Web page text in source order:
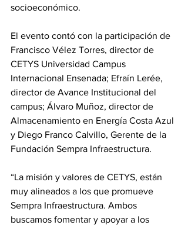
socioeconómico.
El evento contó con la participación de
Francisco Vélez Torres, director de
CETYS Universidad Campus
Internacional Ensenada; Efraín Lerée,
director de Avance Institucional del
campus; Álvaro Muñoz, director de
Almacenamiento en Energía Costa Azul
y Diego Franco Calvillo, Gerente de la
Fundación Sempra Infraestructura.
“La misión y valores de CETYS, están
muy alineados a los que promueve
Sempra Infraestructura. Ambos
buscamos fomentar y apoyar a los